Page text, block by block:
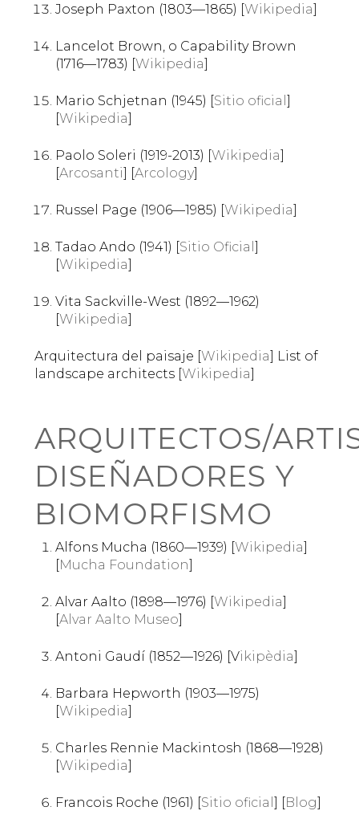
Joseph Paxton (1803—1865) [Wikipedia]
Lancelot Brown, o Capability Brown
(1716—1783) [Wikipedia]
Mario Schjetnan (1945) [Sitio oficial]
[Wikipedia]
Paolo Soleri (1919-2013) [Wikipedia]
[Arcosanti] [Arcology]
Russel Page (1906—1985) [Wikipedia]
Tadao Ando (1941) [Sitio Oficial]
[Wikipedia]
Vita Sackville-West (1892—1962)
[Wikipedia]
Arquitectura del paisaje [Wikipedia] List of
landscape architects [Wikipedia]
ARQUITECTOS/
DISEÑADORES Y
BIOMORFISMO
Alfons Mucha (1860—1939) [Wikipedia]
[Mucha Foundation]
Alvar Aalto (1898—1976) [Wikipedia]
[Alvar Aalto Museo]
Antoni Gaudí (1852—1926) [Vikipèdia]
Barbara Hepworth (1903—1975)
[Wikipedia]
Charles Rennie Mackintosh (1868—1928)
[Wikipedia]
Francois Roche (1961) [Sitio oficial] [Blog]